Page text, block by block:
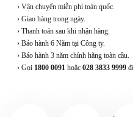
› Vận chuyển miễn phí toàn quốc.
› Giao hàng trong ngày.
› Thanh toán sau khi nhận hàng.
› Bảo hành 6 Năm tại Công ty.
› Bảo hành 3 năm chính hãng toàn cầu.
› Gọi 1800 0091 hoặc 028 3833 9999